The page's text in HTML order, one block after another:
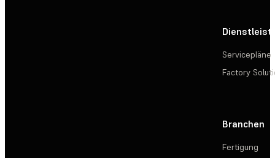
Servicepläne
Factory
Branchen
Fertigung